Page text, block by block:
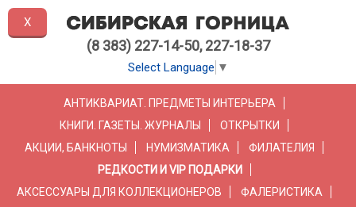
(8 383) 227-14-50, 227-18-37
Select Language ▼
АНТИКВАРИАТ. ПРЕДМЕТЫ ИНТЕРЬЕРА
КНИГИ. ГАЗЕТЫ. ЖУРНАЛЫ
ОТКРЫТКИ
АКЦИИ, БАНКНОТЫ
НУМИЗМАТИКА
ФИЛАТЕЛИЯ
РЕДКОСТИ И VIP ПОДАРКИ
АКСЕССУАРЫ ДЛЯ КОЛЛЕКЦИОНЕРОВ
ФАЛЕРИСТИКА
X